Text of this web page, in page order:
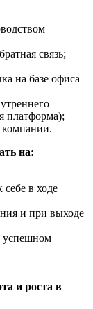
связь;
на базе офиса
платформа);
компании.
на:
в ходе
и при выходе
успешном
и роста в